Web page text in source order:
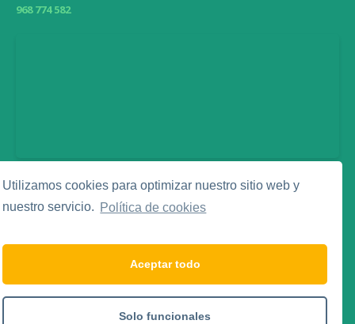
Utilizamos cookies para optimizar nuestro sitio web y
nuestro servicio. Política de cookies
Aceptar todo
Solo funcionales
968 774 582
Legal
Política de Privacidad
Social Media